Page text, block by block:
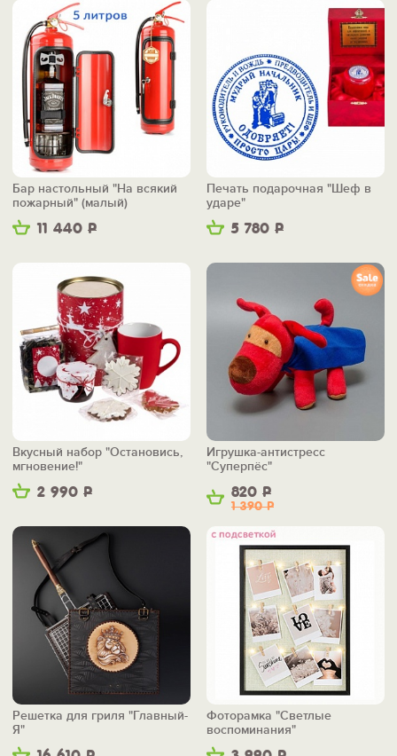
11 440 Р
Бар настольный "На всякий
пожарный" (малый)
5 780 Р
Печать подарочная "Шеф в
ударе"
2 990 Р
Вкусный набор "Остановись,
мгновение!"
820 Р
1 390Р
Игрушка-антистресс
"Суперпёс"
Решетка для гриля "Главный-
Я"
Фоторамка "Светлые
воспоминания"